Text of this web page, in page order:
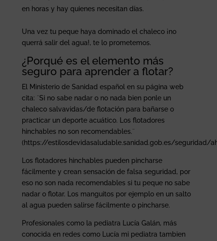
en horas y hay quienes necesitan días.
Una vez tu peque haya dominado el chaleco ¡no
querrá salir del agua!, te lo prometemos.
¿Porqué es el elemento más
seguro para aprender a flotar?
El Ministerio de Sanidad español en su página web
cita: ¨Si no sabe nadar o no nada bien ponle un
chaleco salvavidas/de flotación para bañarse o
practicar un deporte acuático. Los flotadores
hinchables no son recomendables.¨
(https://estilosdevidasaludable.sanidad.gob.es/seguridad/
Los flotadores hinchables pueden pincharse
fácilmente y crean sensación de falsa seguridad, por
eso no son nada recomendables si tu peque no sabe
nadar o flotar. Los manguitos por ejemplo en un salto
al agua pueden salirse fácilmente o pincharse.
Profesionales como la pediatra Lucía Galán, más
conocida en redes como Lucía mi pediatra tambien